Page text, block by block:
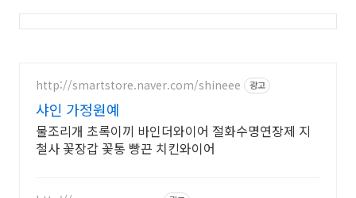
http://smartstore.naver.com/shineee 광고
샤인 가정원예
물조리개 초록이끼 바인더와이어 절화수명연장제 지
철사 꽃장갑 꽃통 빵끈 치킨와이어